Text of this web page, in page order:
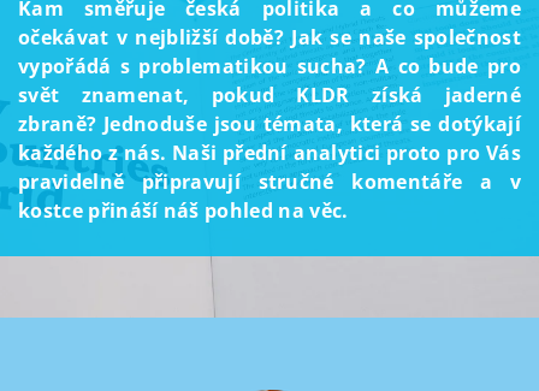
Kam směřuje česká politika a co můžeme
očekávat v nejbližší době? Jak se naše společnost
vypořádá s problematikou sucha? A co bude pro
svět znamenat, pokud KLDR získá jaderné
zbraně? Jednoduše jsou témata, která se dotýkají
každého z nás. Naši přední analytici proto pro Vás
pravidelně připravují stručné komentáře a v
kostce přináší náš pohled na věc.